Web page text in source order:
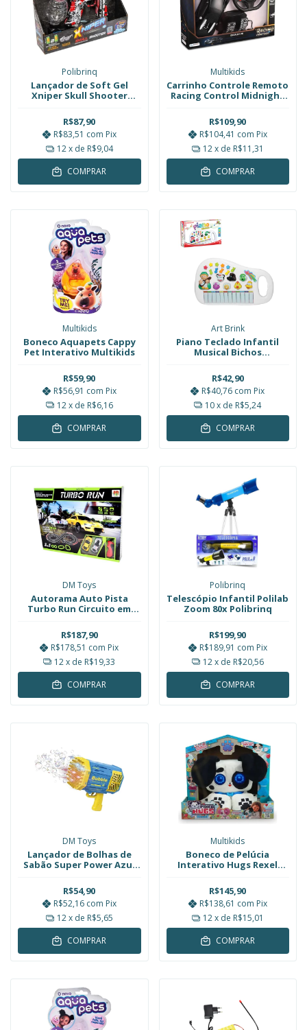
Polibrinq
Lançador de Soft Gel
Xniper Skull Shooter
5000 Bolinhas Óculos
Polibrinq
R$87,90
R$83,51 com Pix
12x de R$9,04
COMPRAR
Multikids
Carrinho Controle Remoto
Racing Control Midnight
R$109,90
R$104,41 com Pix
12x de R$11,31
COMPRAR
Multikids
Boneco Aquapets Cappy
Pet Interativo Multikids
R$59,90
R$56,91 com Pix
12x de R$6,16
COMPRAR
Art Brink
Piano Teclado Infantil
Musical Bichos
Brink
R$42,90
R$40,76 com Pix
10x de R$5,24
COMPRAR
DM Toys
Autorama Auto Pista
Turbo Run Circuito em
R$187,90
R$178,51 com Pix
12x de R$19,33
COMPRAR
Polibrinq
Telescópio Infantil Polilab
Zoom 80x Polibrinq
R$199,90
R$189,91 com Pix
12x de R$20,56
COMPRAR
DM Toys
Lançador de Bolhas de
Sabão Super Power Azul
R$54,90
R$52,16 com Pix
12x de R$5,65
COMPRAR
Multikids
Boneco de Pelúcia
Interativo Hugs Rexel
R$145,90
R$138,61 com Pix
12x de R$15,01
COMPRAR